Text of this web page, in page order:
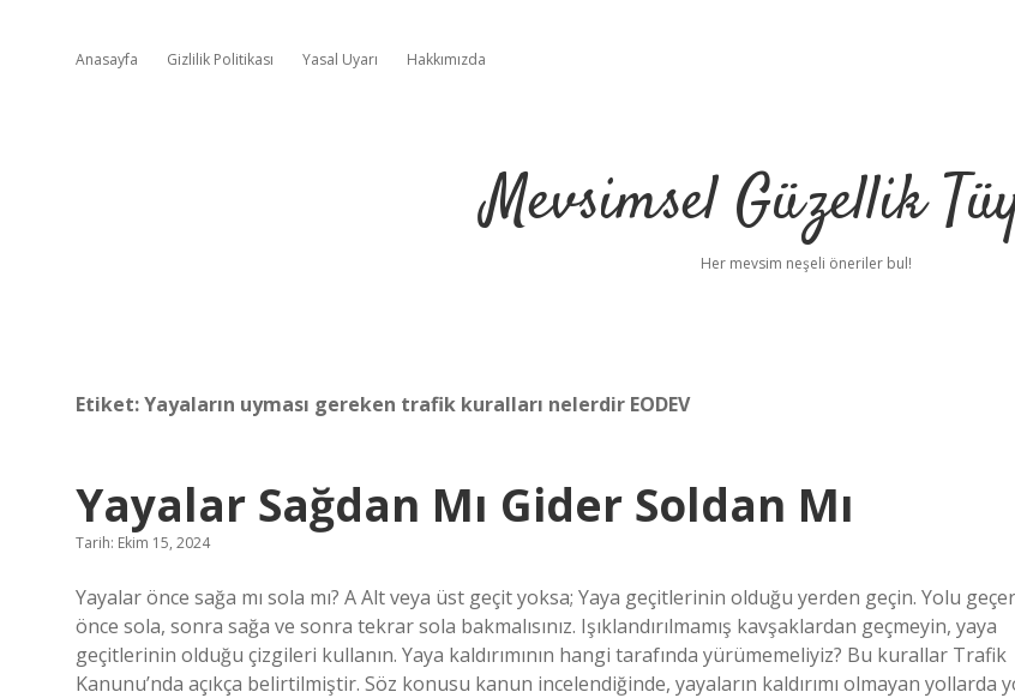
Anasayfa Gizlilik Politikası Yasal Uyarı Hakkımızda
Mevsimsel Güzellik
Her mevsim neşeli öneriler bul!
Etiket:Yayaların uyması gereken trafik kuralları nelerdir EODEV
Yayalar Sağdan Mı Gider Soldan Mı
Tarih: Ekim 15, 2024
Yayalar önce sağa mı sola mı? A Alt veya üst geçit yoksa; Yaya geçitlerinin olduğu yerden geçin. Yolu
önce sola, sonra sağa ve sonra tekrar sola bakmalısınız. Işıklandırılmamış kavşaklardan geçmeyin, yaya
geçitlerinin olduğu çizgileri kullanın. Yaya kaldırımının hangi tarafında yürümemeliyiz? Bu kurallar Trafik
Kanunu’nda açıkça belirtilmiştir. Söz konusu kanun incelendiğinde, yayaların kaldırımı olmayan yollarda